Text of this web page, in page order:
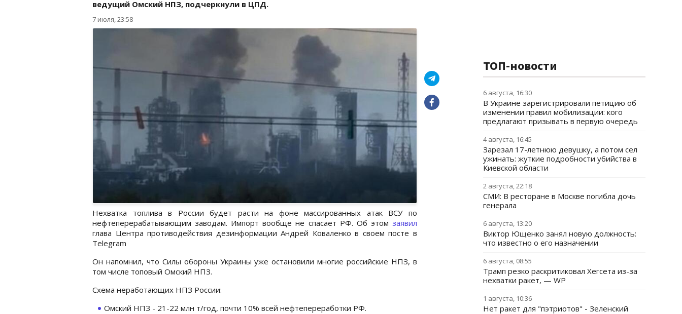
ведущий Омский НПЗ, подчеркнули в ЦПД.
7 июля, 23:58
Нехватка топлива в России будет расти на фоне массированных атак ВСУ по
нефтеперерабатывающим заводам. Импорт вообще не спасает РФ. Об этом заявил
глава Центра противодействия дезинформации Андрей Коваленко в своем посте в
Telegram
Он напомнил, что Силы обороны Украины уже остановили многие российские НПЗ, в
том числе топовый Омский НПЗ.
Схема неработающих НПЗ России:
Омский НПЗ - 21-22 млн т/год, почти 10% всей нефтепереработки РФ.
ТОП-новости
6 августа, 16:30
В Украине зарегистрировали петицию об
изменении правил мобилизации: кого
предлагают призывать в первую очередь
4 августа, 16:45
Зарезал 17-летнюю девушку, а потом сел
ужинать: жуткие подробности убийства в
Киевской области
2 августа, 22:18
СМИ: В ресторане в Москве погибла дочь
генерала
6 августа, 13:20
Виктор Ющенко занял новую должность:
что известно о его назначении
6 августа, 08:55
Трамп резко раскритиковал Хегсета из-за
нехватки ракет, — WP
1 августа, 10:36
Нет ракет для "пэтриотов" - Зеленский